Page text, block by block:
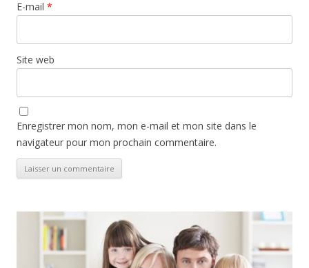
E-mail *
Site web
Enregistrer mon nom, mon e-mail et mon site dans le
navigateur pour mon prochain commentaire.